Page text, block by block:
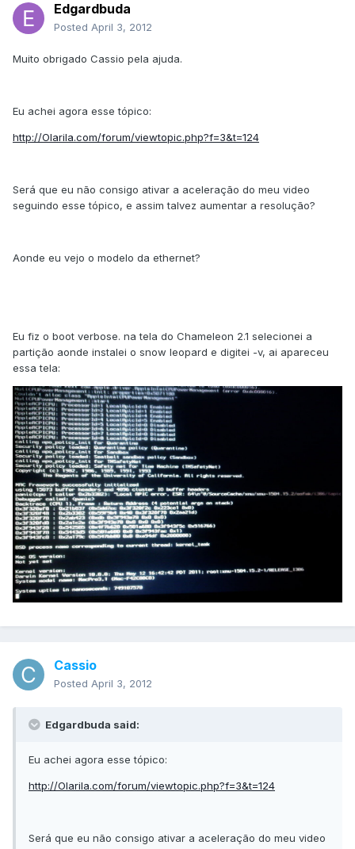
Edgardbuda
Posted April 3, 2012
Muito obrigado Cassio pela ajuda.
Eu achei agora esse tópico:
http://Olarila.com/forum/viewtopic.php?f=3&t=124
Será que eu não consigo ativar a aceleração do meu video
seguindo esse tópico, e assim talvez aumentar a resolução?
Aonde eu vejo o modelo da ethernet?
Eu fiz o boot verbose. na tela do Chameleon 2.1 selecionei a
partição aonde instalei o snow leopard e digitei -v, ai apareceu
essa tela:
Cassio
Posted April 3, 2012
Edgardbuda said:
Eu achei agora esse tópico:
http://Olarila.com/forum/viewtopic.php?f=3&t=124
Será que eu não consigo ativar a aceleração do meu video